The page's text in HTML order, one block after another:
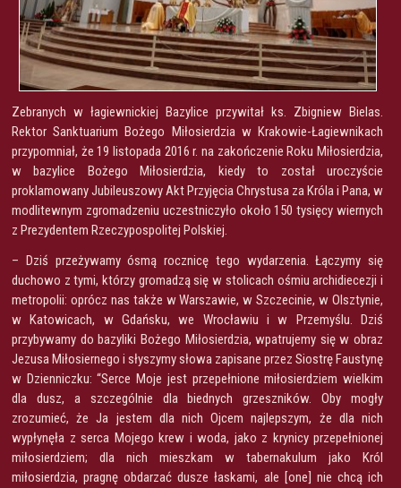
Zebranych w łagiewnickiej Bazylice przywitał ks. Zbigniew Bielas.
Rektor Sanktuarium Bożego Miłosierdzia w Krakowie-Łagiewnikach
przypomniał, że 19 listopada 2016 r. na zakończenie Roku Miłosierdzia,
w bazylice Bożego Miłosierdzia, kiedy to został uroczyście
proklamowany Jubileuszowy Akt Przyjęcia Chrystusa za Króla i Pana, w
modlitewnym zgromadzeniu uczestniczyło około 150 tysięcy wiernych
z Prezydentem Rzeczypospolitej Polskiej.
– Dziś przeżywamy ósmą rocznicę tego wydarzenia. Łączymy się
duchowo z tymi, którzy gromadzą się w stolicach ośmiu archidiecezji i
metropolii: oprócz nas także w Warszawie, w Szczecinie, w Olsztynie,
w Katowicach, w Gdańsku, we Wrocławiu i w Przemyślu. Dziś
przybywamy do bazyliki Bożego Miłosierdzia, wpatrujemy się w obraz
Jezusa Miłosiernego i słyszymy słowa zapisane przez Siostrę Faustynę
w Dzienniczku: “Serce Moje jest przepełnione miłosierdziem wielkim
dla dusz, a szczególnie dla biednych grzeszników. Oby mogły
zrozumieć, że Ja jestem dla nich Ojcem najlepszym, że dla nich
wypłynęła z serca Mojego krew i woda, jako z krynicy przepełnionej
miłosierdziem; dla nich mieszkam w tabernakulum jako Król
miłosierdzia, pragnę obdarzać dusze łaskami, ale [one] nie chcą ich